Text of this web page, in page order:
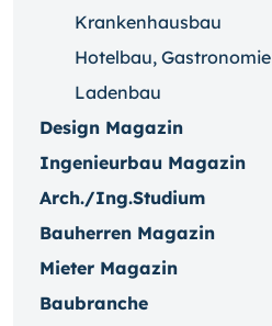
Krankenhausbau
Hotelbau, Gastronomie
Ladenbau
Design Magazin
Ingenieurbau Magazin
Arch./Ing.Studium
Bauherren Magazin
Mieter Magazin
Baubranche